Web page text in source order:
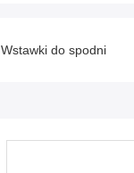
Wstawki do spodni